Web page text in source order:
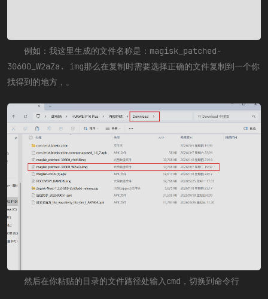
例如：我这里生成的文件名称是：magisk_patched-
30600_W2aZa. img那么在复制时需要选择正确的文件复制到一个你
找得到的地方，。
然后在你粘贴的目录的文件路径处输入cmd，切换到命令行